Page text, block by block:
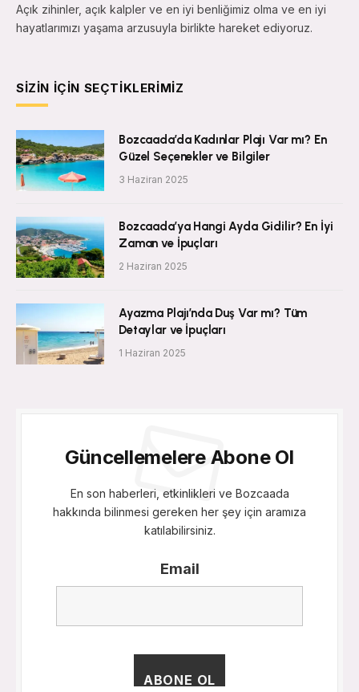
Açık zihinler, açık kalpler ve en iyi benliğimiz olma ve en iyi
hayatlarımızı yaşama arzusuyla birlikte hareket ediyoruz.
SIZIN İÇIN SEÇTIKLERIMIZ
Bozcaada’da Kadınlar Plajı Var mı? En
Güzel Seçenekler ve Bilgiler
3 Haziran 2025
Bozcaada’ya Hangi Ayda Gidilir? En İyi
Zaman ve İpuçları
2 Haziran 2025
Ayazma Plajı’nda Duş Var mı? Tüm
Detaylar ve İpuçları
1 Haziran 2025
Güncellemelere Abone Ol
En son haberleri, etkinlikleri ve Bozcaada
hakkında bilinmesi gereken her şey için aramıza
katılabilirsiniz.
Email